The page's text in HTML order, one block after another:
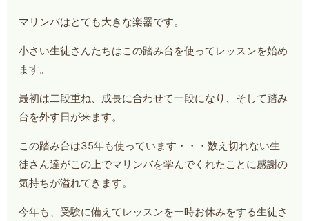
マリンバはとても大きな楽器です。
小さい生徒さんたちはこの踏み台を使ってレッスンを始め
ます。
最初は二段重ね、成長に合わせて一段になり、そして踏み
台を外す日が来ます。
この踏み台は35年も使っています・・・数え切れない生
徒さん達がこの上でマリンバを学んでくれたことに感謝の
気持ちが溢れてきます。
今年も、受験に備えてレッスンを一時お休みをする生徒さ